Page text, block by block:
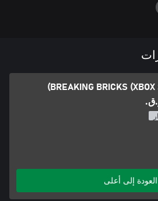
BREAKING BRICKS (XBOX
العودة إلى أعلى